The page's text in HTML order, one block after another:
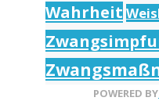
Wahrheit
POWERED BY